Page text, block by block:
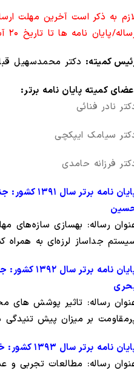
به ذکر است آخرین مهلت
پایان نامه­ ها تا تاریخ ۲۰ آبان ماه ۱۴۰۲ می‌باشد.
کمیته: دکتر محمدسهیل
کمیته پایان نامه برتر:
نادر فنائی
سیامک ایپکچی
فرزانه حامدی
پایان نامه برتر
رساله: بهسازی سازه‌­های
جداساز لرزه‌­ای به همراه
پایان نامه
رساله: تاثیر پوشش های
بر میزان پیش تنیدگی
نامه برتر سال ۱۳۹۳ کشور: خانم زهرا صنیعی نیا
رساله: مطالعات تجربی